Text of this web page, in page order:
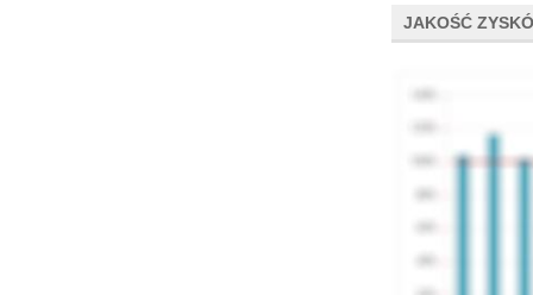
JAKOŚĆ